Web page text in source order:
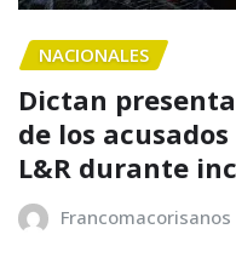
NACIONALES
Dictan
de los
L&R durante
Francomacorisanos